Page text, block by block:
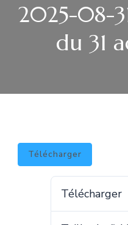
2025-08-
du 31
Télécharger
Télécharger